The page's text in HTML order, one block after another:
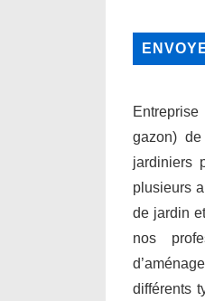
gazon) de
jardiniers
plusieurs
de jardin
nos
différents